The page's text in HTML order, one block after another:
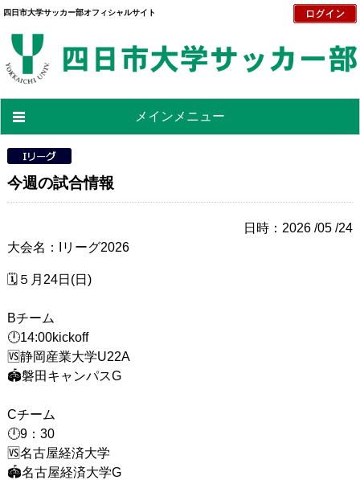
四日市大学サッカー部オフィシャルサイト
メインメニュー
今週の試合情報
日時：2026 /05 /24
大会名：Iリーグ2026
🗓５月24日(日)
Bチーム
🕛14:00kickoff
🆚静岡産業大学U22A
🏟磐田キャンパスG
Cチーム
🕛9：30
🆚名古屋経済大学
🏟名古屋経済大学G